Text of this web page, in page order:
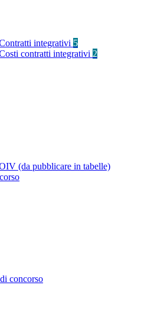
integrativi 5
contratti integrativi 2
(da pubblicare in tabelle)
concorso